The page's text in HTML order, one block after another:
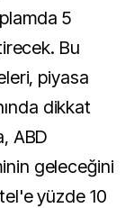
5
Bu
piyasa
dikkat
ABD
geleceğini
yüzde 10